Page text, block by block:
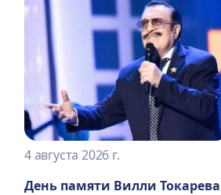
4 августа 2026 г.
День памяти Вилли Токарева